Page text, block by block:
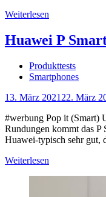
Weiterlesen
Huawei P
Produkttests
Smartphones
13. März 2021 22. März
#werbung Pop it (Smart)
Rundungen kommt das P
Huawei-typisch sehr gut,
Weiterlesen